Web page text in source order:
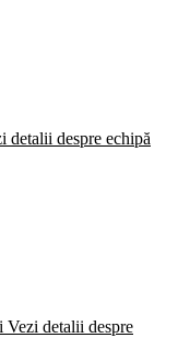
detalii despre echipă
Vezi detalii despre